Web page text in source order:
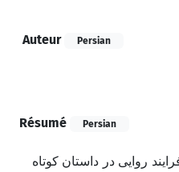
Auteur Persian
Résumé
Persian
روایی در داستان کوتاه